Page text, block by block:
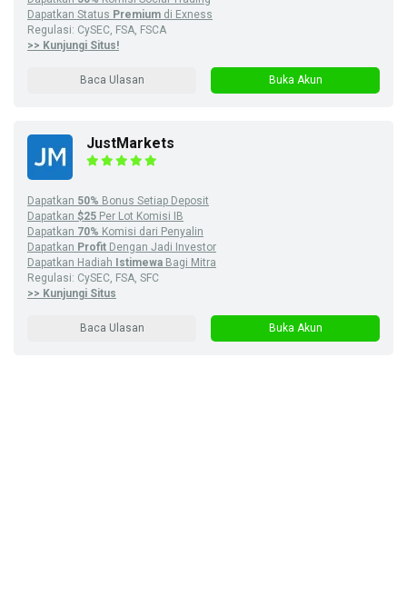
Dapatkan Status Premium di Exness
Regulasi: CySEC, FSA, FSCA
>> Kunjungi Situs!
Baca Ulasan Buka Akun
JustMarkets
Dapatkan 50% Bonus Setiap Deposit
Dapatkan $25 Per Lot Komisi IB
Dapatkan 70% Komisi dari Penyalin
Dapatkan Profit Dengan Jadi Investor
Dapatkan Hadiah
Istimewa Bagi Mitra
Regulasi: CySEC, FSA, SFC
>> Kunjungi Situs
Baca Ulasan Buka Akun